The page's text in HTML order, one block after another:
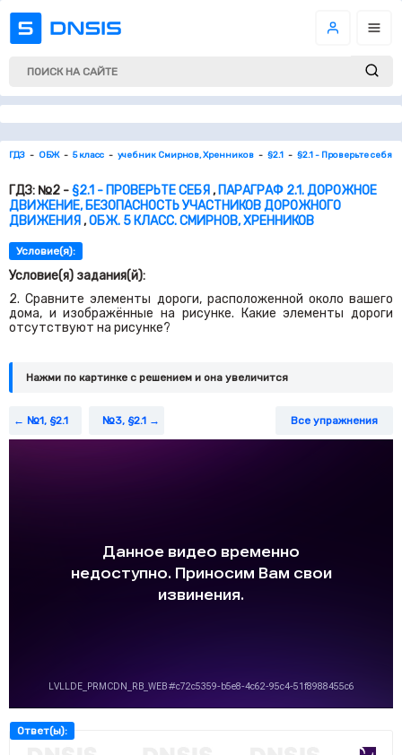
ГДЗ ОБЖ 5 класс учебник Смирнов, Хренников §2.1 §2.1 - Проверьте себя
ГДЗ: №2 -§2.1 - ПРОВЕРЬТЕ СЕБЯ, ПАРАГРАФ 2.1. ДОРОЖНОЕ
ДВИЖЕНИЕ, БЕЗОПАСНОСТЬ УЧАСТНИКОВ ДОРОЖНОГО
ДВИЖЕНИЯ,ОБЖ. 5 КЛАСС. СМИРНОВ, ХРЕННИКОВ
Условие(я):
Условие(я) задания(й):
2. Сравните элементы дороги, расположенной около вашего
дома, и изображённые на рисунке. Какие элементы дороги
отсутствуют на рисунке?
Нажми по картинке c решением и она увеличится
№1, §2.1 №3, §2.1 Все упражнения
Ответ(ы):